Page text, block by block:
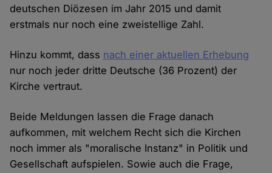
deutschen Diözesen im Jahr 2015 und damit
erstmals nur noch eine zweistellige Zahl.
Hinzu kommt, dass nach einer aktuellen Erhebung
nur noch jeder dritte Deutsche (36 Prozent) der
Kirche vertraut.
Beide Meldungen lassen die Frage danach
aufkommen, mit welchem Recht sich die Kirchen
noch immer als "moralische Instanz" in Politik und
Gesellschaft aufspielen. Sowie auch die Frage,